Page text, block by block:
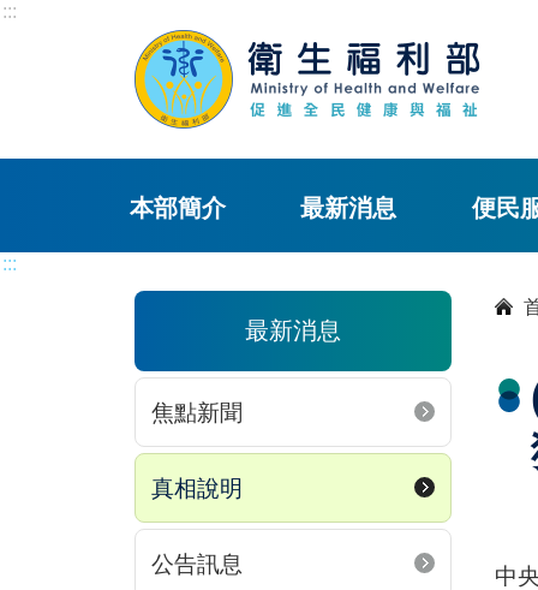
:::
本部簡介 最新消息 便民
:::
最新消息
焦點新聞
真相說明
公告訊息
中